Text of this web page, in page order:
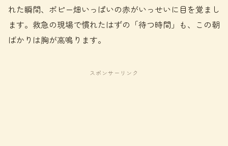
れた瞬間、ポピー畑いっぱいの赤がいっせいに目を覚まし
ます。救急の現場で慣れたはずの「待つ時間」も、この朝
ばかりは胸が高鳴ります。
スポンサーリンク